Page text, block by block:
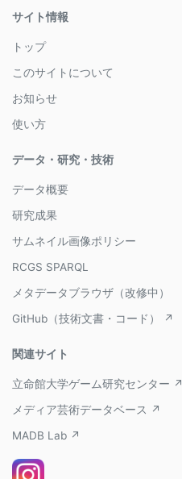
サイト情報
トップ
このサイトについて
お知らせ
使い方
データ・研究・技術
データ概要
研究成果
サムネイル画像ポリシー
RCGS SPARQL
メタデータブラウザ（改修中）
GitHub（技術文書・コード） ↗
関連サイト
立命館大学ゲーム研究センター ↗
メディア芸術データベース ↗
MADB Lab ↗